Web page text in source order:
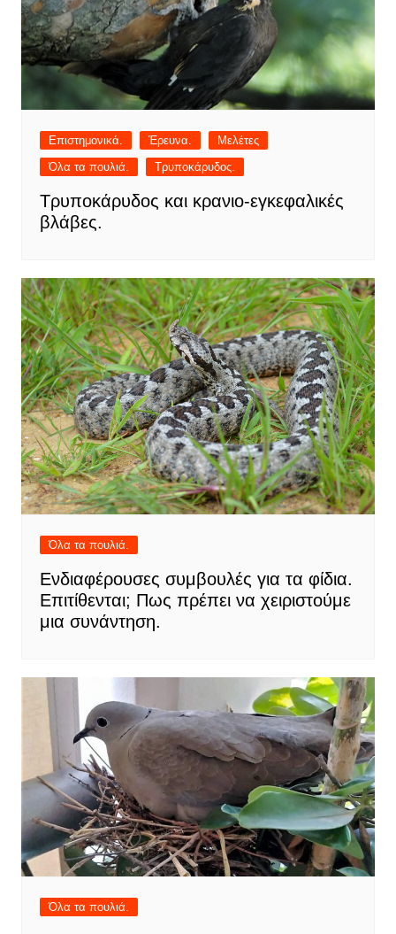
Επιστημονικά. Έρευνα.
Μελέτες
Όλα τα πουλιά.
Τρυποκάρυδος.
Τρυποκάρυδος και κρανιο-εγκεφαλικές
βλάβες.
Όλα τα πουλιά.
Ενδιαφέρουσες συμβουλές για τα φίδια.
Επιτίθενται; Πως πρέπει να χειριστούμε
μια συνάντηση.
Όλα τα πουλιά.